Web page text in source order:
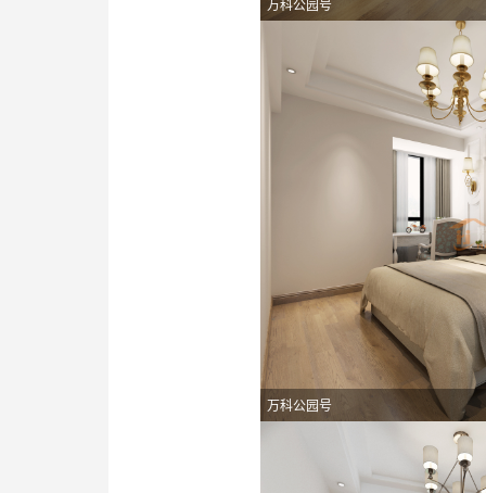
万科公园号
万科公园号